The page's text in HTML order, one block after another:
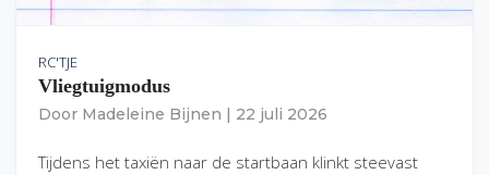
RC'TJE
Vliegtuigmodus
Door Madeleine Bijnen 22 juli 2026
Tijdens het taxiën naar de startbaan klinkt steevast